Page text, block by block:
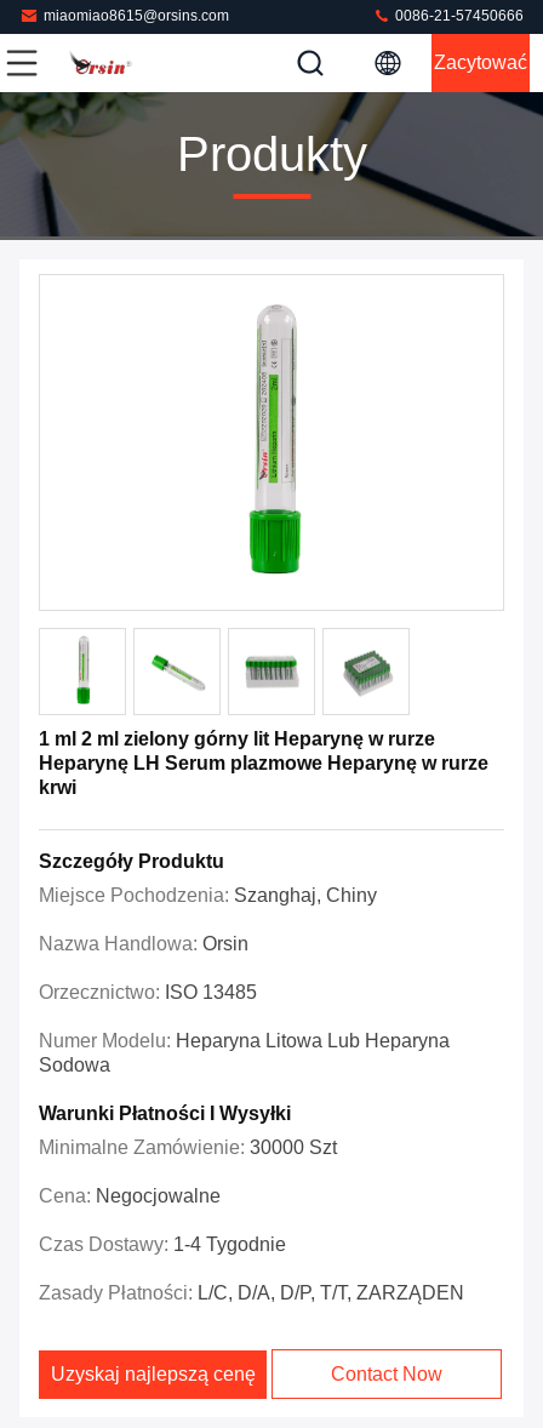
miaomiao8615@orsins.com 0086-21-57450666
Zacytować
Produkty
1 ml 2 ml zielony górny lit Heparynę w rurze
Heparynę LH Serum plazmowe Heparynę w rurze
krwi
Szczegóły Produktu
Miejsce Pochodzenia: Szanghaj, Chiny
Nazwa Handlowa: Orsin
Orzecznictwo: ISO 13485
Numer Modelu: Heparyna Litowa Lub Heparyna
Sodowa
Warunki Płatności I Wysyłki
Minimalne Zamówienie: 30000 Szt
Cena: Negocjowalne
Czas Dostawy: 1-4 Tygodnie
Zasady Płatności: L/C, D/A, D/P, T/T, ZARZĄDEN
Uzyskaj najlepszą cenę Contact Now